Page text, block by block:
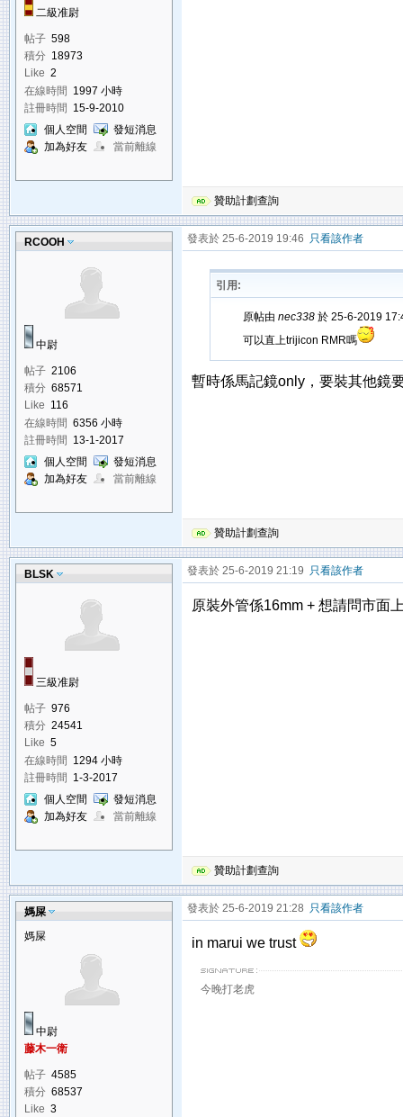
二級准尉
帖子 598
積分 18973
Like 2
在線時間 1997 小時
註冊時間 15-9-2010
個人空間
發短消息
加為好友
當前離線
贊助計劃查詢
RCOOH
中尉
帖子 2106
積分 68571
Like 116
在線時間 6356 小時
註冊時間 13-1-2017
個人空間
發短消息
加為好友
當前離線
發表於 25-6-2019 19:46 只看該作者
引用:
原帖由 nec338於 25-6-2019
可以直上trijicon RMR嗎
暫時係馬記鏡only，要裝其他鏡
贊助計劃查詢
BLSK
三級准尉
帖子 976
積分 24541
Like 5
在線時間 1294 小時
註冊時間 1-3-2017
個人空間
發短消息
加為好友
當前離線
發表於 25-6-2019 21:19 只看該作者
原裝外管係16mm + 想請問市面
贊助計劃查詢
媽屎
媽屎
中尉
藤木一衛
帖子 4585
積分 68537
Like 3
發表於 25-6-2019 21:28 只看該作者
in marui we trust
今晚打老虎